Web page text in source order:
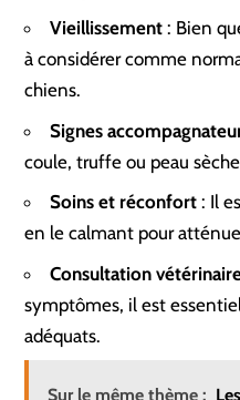
Vieillissement : Bien
à considérer comme
chiens.
Signes
coule, truffe ou peau
Soins et réconfort : Il
en le calmant pour
Consultation
symptômes, il est
adéquats.
Sur le même thème :